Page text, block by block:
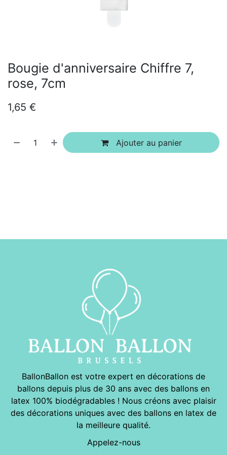
Bougie d'anniversaire Chiffre 7,
rose, 7cm
1,65 €
Ajouter au panier
BallonBallon est votre expert en décorations de
ballons depuis plus de 30 ans avec des ballons en
latex 100% biodégradables ! Nous créons avec plaisir
des décorations uniques avec des ballons en latex de
la meilleure qualité.
Appelez-nous